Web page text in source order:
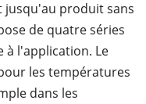
jusqu'au produit sans
de quatre séries
à l'application. Le
les températures
dans les